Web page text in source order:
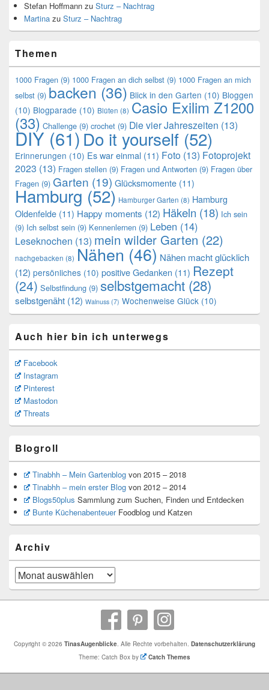
Stefan Hoffmann zu Sturz – Nachtrag
Martina zu Sturz – Nachtrag
Themen
1000 Fragen (9) 1000 Fragen an dich selbst (9) 1000 Fragen an mich
selbst (9) backen (36) Blick in den Garten (10) Bloggen
(10) Blogparade (10) Blüten (8) Casio Exilim Z1200
(33) Challenge (9) crochet (9) Die vier Jahreszeiten (13)
DIY (61)Do it yourself (52)
Erinnerungen (10) Es war einmal (11) Foto (13) Fotoprojekt
2023 (13) Fragen stellen (9) Fragen und Antworten (9) Fragen über
Fragen (9) Garten (19) Glücksmomente (11)
Hamburg (52) Hamburger Garten (8) Hamburg
Oldenfelde (11) Happy moments (12) Häkeln (18) Ich sein
(9) Ich selbst sein (9) Kennenlernen (9) Leben (14)
Leseknochen (13) mein wilder Garten (22)
nachgebacken (8) Nähen (46) Nähen macht glücklich
(12) persönliches (10) positive Gedanken (11) Rezept
(24) Selbstfindung (9) selbstgemacht (28)
selbstgenäht (12) Walnuss (7) Wochenweise Glück (10)
Auch hier bin ich unterwegs
Facebook
Instagram
Pinterest
Mastodon
Threats
Blogroll
Tinabhh – Mein Gartenblogvon 2015 – 2018
Tinabhh – mein erster Blogvon 2012 – 2014
Blogs50plus Sammlung zum Suchen, Finden und Entdecken
Bunte KüchenabenteuerFoodblog und Katzen
Archiv
Archiv
Copyright © 2026 TinasAugenblicke. Alle Rechte vorbehalten. Datenschutzerklärung
Theme: Catch Box by
Catch Themes